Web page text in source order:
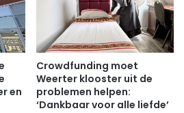
en
Crowdfunding moet
Weerter klooster uit de
problemen helpen:
‘Dankbaar voor alle liefde’